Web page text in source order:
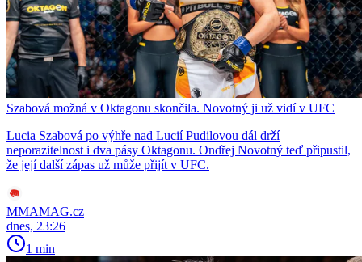
Szabová možná v Oktagonu skončila. Novotný ji už vidí v UFC
Lucia Szabová po výhře nad Lucií Pudilovou dál drží
neporazitelnost i dva pásy Oktagonu. Ondřej Novotný teď připustil,
že její další zápas už může přijít v UFC.
MMAMAG.cz
dnes, 23:26
1 min